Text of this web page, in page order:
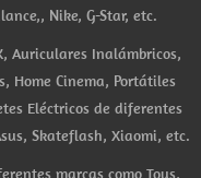
Nike, G-Star, etc.
Auriculares Inalámbricos,
Home Cinema, Portátiles
Eléctricos de diferentes
Skateflash, Xiaomi, etc.
marcas como Tous,